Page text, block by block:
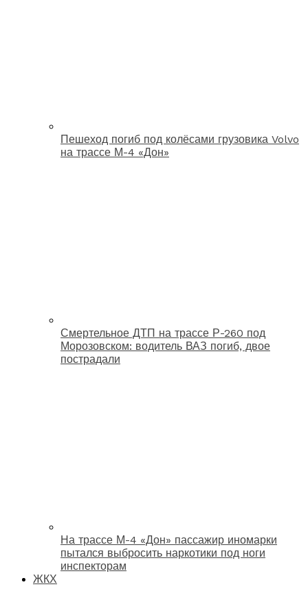
Пешеход погиб под колёсами грузовика Volvo
на трассе М-4 «Дон»
Смертельное ДТП на трассе Р-260 под
Морозовском: водитель ВАЗ погиб, двое
пострадали
На трассе М-4 «Дон» пассажир иномарки
пытался выбросить наркотики под ноги
инспекторам
ЖКХ